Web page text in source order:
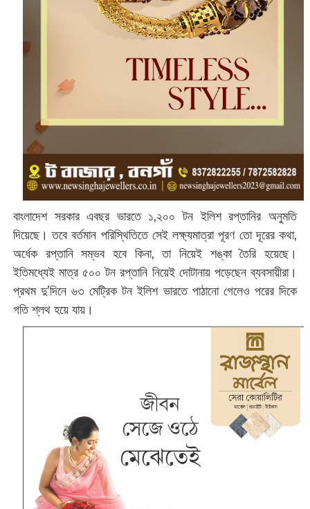
বাংলাদেশ সরকার এবছর ভারতে ১,২০০ টন ইলিশ রপ্তানির অনুমতি
দিয়েছে। তবে বর্তমান পরিস্থিতিতে সেই লক্ষ্যমাত্রা পূরণ তো দূরের কথা,
অর্ধেক রপ্তানি সম্ভব হবে কিনা, তা নিয়েই শঙ্কা তৈরি হয়েছে।
ইতিমধ্যেই মাত্র ৫০০ টন রপ্তানি নিয়েই দোটানায় পড়েছেন ব্যবসায়ীরা।
প্রথম দু’দিনে ৬৩ মেট্রিক টন ইলিশ ভারতে পাঠানো গেলেও পরের দিকে
গতি শ্লথ হয়ে যায়।